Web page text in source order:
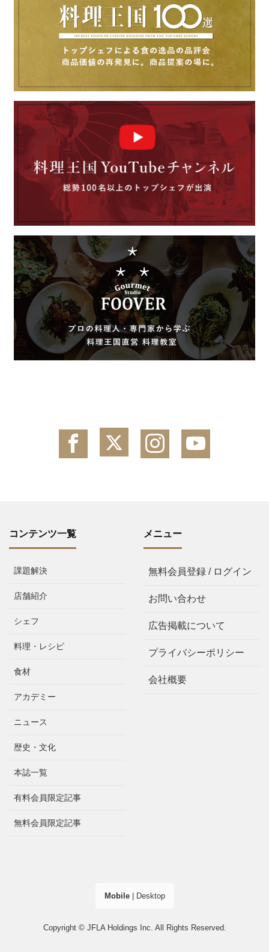
コンテンツ一覧
課題解決
店舗紹介
シェフ
料理・レシピ
食材
アカデミー
ニュース
歴史・文化
本誌一覧
有料会員限定記事
無料会員限定記事
メニュー
無料会員登録 / ログイン
お問い合わせ
広告掲載について
プライバシーポリシー
会社概要
Mobile| Desktop
Copyright © JFLA Holdings Inc. All Rights Reserved.